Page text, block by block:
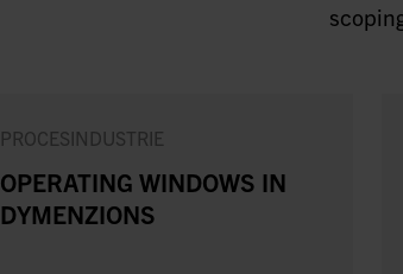
PROCESINDUSTRIE
OPERATING WINDOWS IN
DYMENZIONS